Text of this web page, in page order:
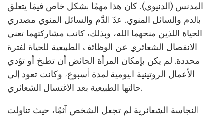
المدنس (الدنيوي). كان هذا مهمًا بشكل خاص فيمَا يتعلق
بالدم والسائل المنوي. عدّ الدَّم والسائل المنوي مصدري
الحياة اللذين منحهما الله، وبذلك، كانت مشاركتهما تعني
الانفصال الشعائري عن الوظائف الطبيعية للحياة لفترة
محددة. لم يكن بإمكان المرأة الحائض أن تطبخ أو تؤدي
الأعمال الروتينية اليومية لمدة أسبوع، وكانت تعود إلى
حالتها الطبيعية بعد الاغتسال الشعائري.
النجاسة الشعائرية لم تجعل الشخص آثمًا، حيث تناولت